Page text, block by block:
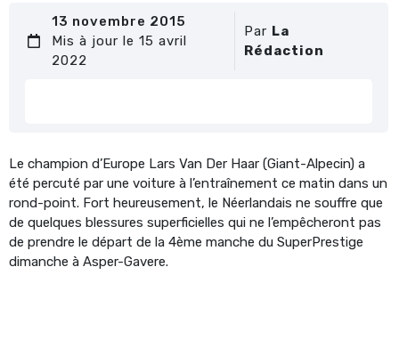
13 novembre 2015
Mis à jour le 15 avril
2022
Par La
Rédaction
Le champion d’Europe Lars Van Der Haar (Giant-Alpecin) a
été percuté par une voiture à l’entraînement ce matin dans un
rond-point. Fort heureusement, le Néerlandais ne souffre que
de quelques blessures superficielles qui ne l’empêcheront pas
de prendre le départ de la 4ème manche du SuperPrestige
dimanche à Asper-Gavere.